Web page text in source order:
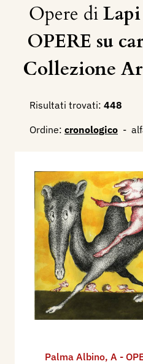
Opere di
OPERE su
Collezione
Risultati trovati: 448
Ordine: cronologico -
Palma Albino, A -